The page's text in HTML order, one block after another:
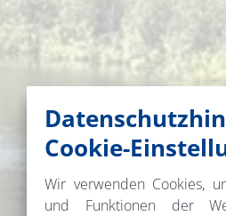
Cookie-
Wir verwenden Cookies,
und Funktionen der